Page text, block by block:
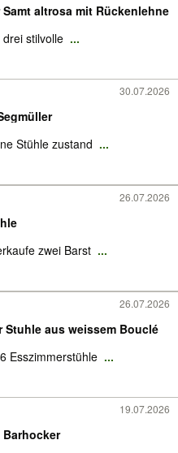
altrosa mit Rückenlehne
stilvolle ...
30.07.2026
Stühle zustand ...
26.07.2026
zwei Barst ...
26.07.2026
Stuhle aus weissem Bouclé
Esszimmerstühle ...
19.07.2026